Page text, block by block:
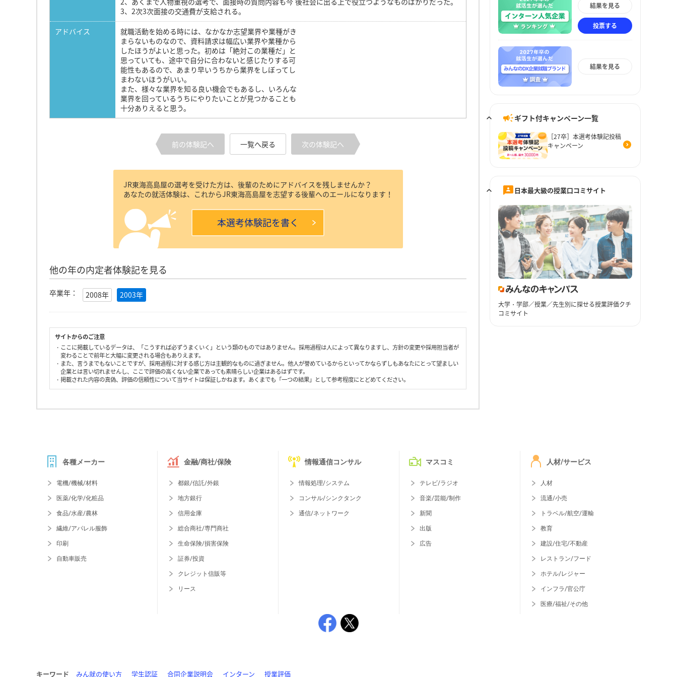
3、2次3次面接の交通費が支給される。
アドバイス
就職活動を始める時には、なかなか志望業界や業種がき
まらないものなので、資料請求は幅広い業界や業種から
したほうがよいと思った。初めは「絶対この業種だ」と
思っていても、途中で自分に合わないと感じたりする可
能性もあるので、あまり早いうちから業界をしぼってし
まわないほうがいい。
また、様々な業界を知る良い機会でもあるし、いろんな
業界を回っているうちにやりたいことが見つかることも
十分ありえると思う。
前の体験記へ 一覧へ戻る 次の体験記へ
JR東海高島屋の選考を受けた方は、後輩のためにアドバイスを残しませんか？
あなたの就活体験は、これからJR東海高島屋を志望する後輩へのエールになります！
本選考体験記を書く
他の年の内定者体験記を見る
卒業年： 2008年 2003年
サイトからのご注意
・ここに掲載しているデータは、「こうすれば必ずうまくいく」という類のものではありません。採用過程は人によって異なりますし、方針の変更や採用担当者が
変わることで前年と大幅に変更される場合もありえます。
・また、言うまでもないことですが、採用過程に対する感じ方は主観的なものに過ぎません。他人が誉めているからといってかならずしもあなたにとって望ましい
企業とは言い切れませんし、ここで評価の高くない企業であっても素晴らしい企業はあるはずです。
・掲載された内容の真偽、評価の信頼性について当サイトは保証しかねます。あくまでも「一つの結果」として参考程度にとどめてください。
結果を見る
投票する
結果を見る
ギフト付キャンペーン一覧
［27卒］本選考体験記投稿
キャンペーン
日本最大級の授業口コミサイト
大学・学部／授業／先生別に探せる授業評価クチ
コミサイト
各種メーカー
電機/機械/材料
医薬/化学/化粧品
食品/水産/農林
繊維/アパレル服飾
印刷
自動車販売
金融/商社/保険
都銀/信託/外銀
地方銀行
信用金庫
総合商社/専門商社
生命保険/損害保険
証券/投資
クレジット信販等
リース
情報通信コンサル
情報処理/システム
コンサル/シンクタンク
通信/ネットワーク
マスコミ
テレビ/ラジオ
音楽/芸能/制作
新聞
出版
広告
人材/サービス
人材
流通/小売
トラベル/航空/運輸
教育
建設/住宅/不動産
レストラン/フード
ホテル/レジャー
インフラ/官公庁
医療/福祉/その他
キーワード みん就の使い方 学生認証 合同企業説明会 インターン 授業評価